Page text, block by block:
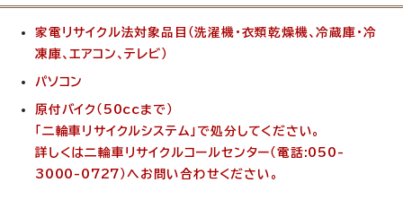
家電リサイクル法対象品目（洗濯機・衣類乾燥機、冷蔵庫・冷
凍庫、エアコン、テレビ）
パソコン
原付バイク（50ccまで）
「二輪車リサイクルシステム」で処分してください。
詳しくは二輪車リサイクルコールセンター（電話:050-
3000-0727）へお問い合わせください。